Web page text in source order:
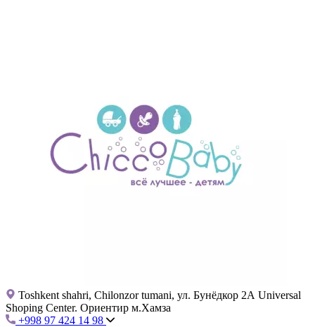
Toshkent shahri, Chilonzor tumani, ул. Бунёдкор 2А Universal
Shoping Center. Ориентир м.Хамза
+998 97 424 14 98